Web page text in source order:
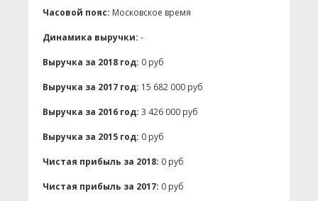
Часовой пояс: Московское время
Динамика выручки: -
Выручка за 2018 год: 0 руб
Выручка за 2017 год: 15 682 000 руб
Выручка за 2016 год: 3 426 000 руб
Выручка за 2015 год: 0 руб
Чистая прибыль за 2018: 0 руб
Чистая прибыль за 2017: 0 руб